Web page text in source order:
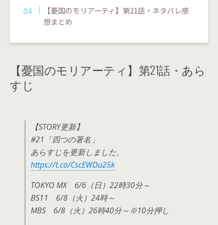
【憂国のモリアーティ】第21話・ネタバレ感
想まとめ
【憂国のモリアーティ】第21話・あら
すじ
【STORY更新】
#21「四つの署名」
あらすじを更新しました。
https://t.co/CscEWDu25k
TOKYO MX 6/6（日）22時30分～
BS11 6/8（火）24時～
MBS 6/8（火）26時40分～※10分押し